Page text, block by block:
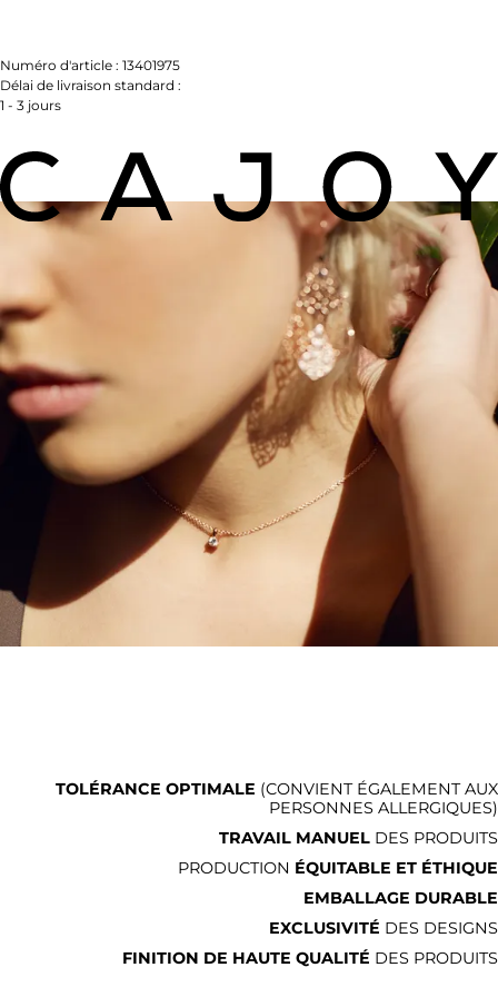
Numéro d'article : 13401975
Délai de livraison standard :
1 - 3 jours
TOLÉRANCE OPTIMALE (CONVIENT ÉGALEMENT AUX
PERSONNES ALLERGIQUES)
TRAVAIL MANUEL DES PRODUITS
PRODUCTION ÉQUITABLE ET ÉTHIQUE
EMBALLAGE DURABLE
EXCLUSIVITÉ DES DESIGNS
FINITION DE HAUTE QUALITÉ DES PRODUITS